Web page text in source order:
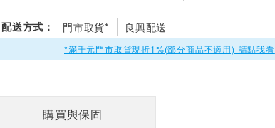
配送方式： 門市取貨* 良興配送
*滿千元門市取貨現折1%(部分商品不適用)-請點我看
購買與保固